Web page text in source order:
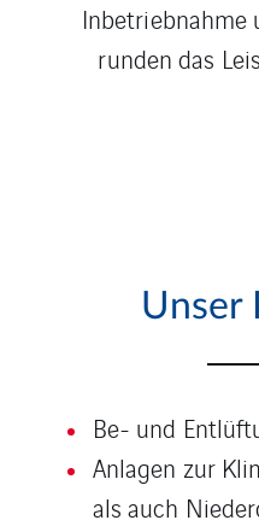
Inbetriebnahme
runden das
Unser
Be- und
Anlagen zur
als auch